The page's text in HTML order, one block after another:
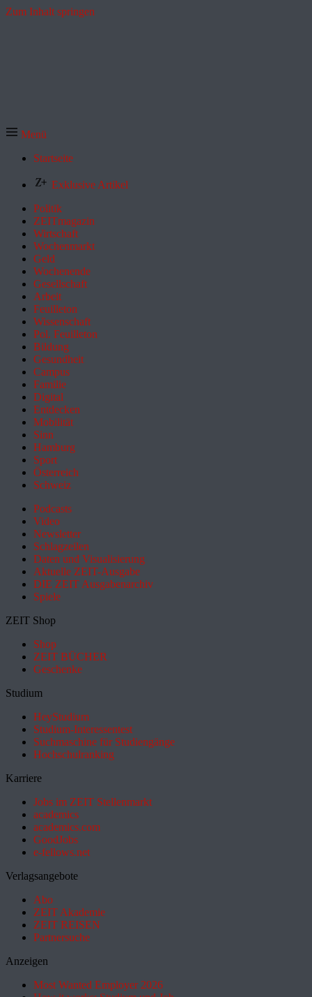
Zum Inhalt springen
Menü
Startseite
Exklusive Artikel
Politik
ZEITmagazin
Wirtschaft
Wochenmarkt
Geld
Wochenende
Gesellschaft
Arbeit
Feuilleton
Wissenschaft
Pol. Feuilleton
Bildung
Gesundheit
Campus
Familie
Digital
Entdecken
Mobilität
Sinn
Hamburg
Sport
Österreich
Schweiz
Podcasts
Video
Newsletter
Schlagzeilen
Daten und Visualisierung
Aktuelle ZEIT-Ausgabe
DIE ZEIT Ausgabenarchiv
Spiele
ZEIT Shop
Shop
ZEIT BÜCHER
Geschenke
Studium
HeyStudium
Studium-Interessentest
Suchmaschine für Studiengänge
Hochschulranking
Karriere
Jobs im ZEIT Stellenmarkt
academics
academics.com
GoodJobs
e-fellows.net
Verlagsangebote
Abo
ZEIT Akademie
ZEIT REISEN
Partnersuche
Anzeigen
Most Wanted Employer 2026